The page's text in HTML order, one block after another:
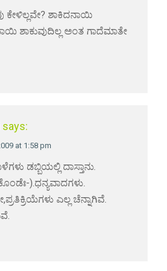
ಕೇಳಿಲ್ಲವೇ? ಶಾಕಿದನಾಯಿ
ಶಾಕುವುದಿಲ್ಲ ಅಂತ ಗಾದೆಮಾತೇ
says:
at 1:58 pm
ಡಬ್ಬಿಯಲ್ಲಿ ದಾಸ್ತಾನು.
).ಧನ್ಯವಾದಗಳು.
ಎಲ್ಲ ಚೆನ್ನಾಗಿವೆ.